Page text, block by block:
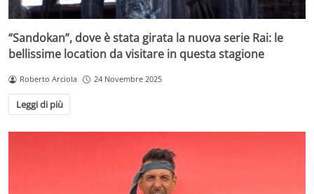
“Sandokan”, dove è stata girata la nuova serie Rai: le
bellissime location da visitare in questa stagione
Roberto Arciola 24 Novembre 2025
Leggi di più